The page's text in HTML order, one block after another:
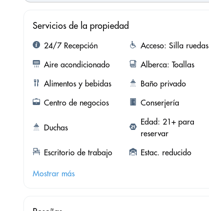
Servicios de la propiedad
24/7 Recepción Acceso: Silla ruedas
Aire acondicionado
Alberca: Toallas
Alimentos y bebidas
Baño privado
Centro de negocios
Conserjería
Duchas
Edad: 21+ para
reservar
Escritorio de trabajo Estac. reducido
Mostrar más